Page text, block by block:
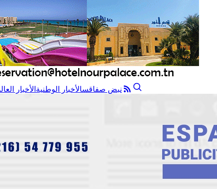
نبض صفاقسالأخبار الوطنية الأخبار